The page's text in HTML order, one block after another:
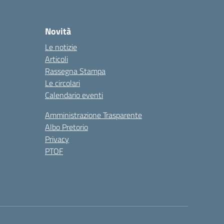
Novità
Le notizie
Articoli
Rassegna Stampa
Le circolari
Calendario eventi
Amministrazione Trasparente
Albo Pretorio
Privacy
PTOF